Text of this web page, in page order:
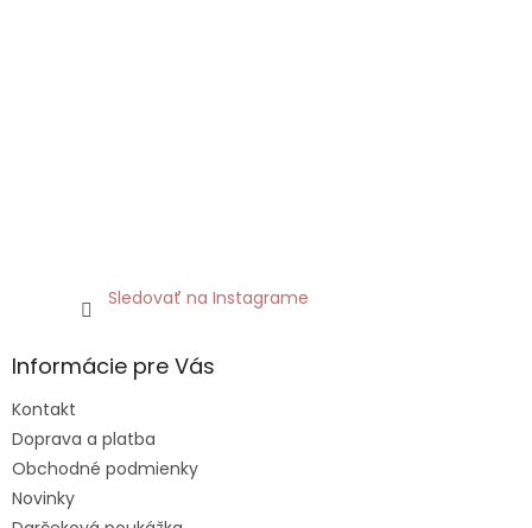
Sledovať na Instagrame
Informácie pre Vás
Kontakt
Doprava a platba
Obchodné podmienky
Novinky